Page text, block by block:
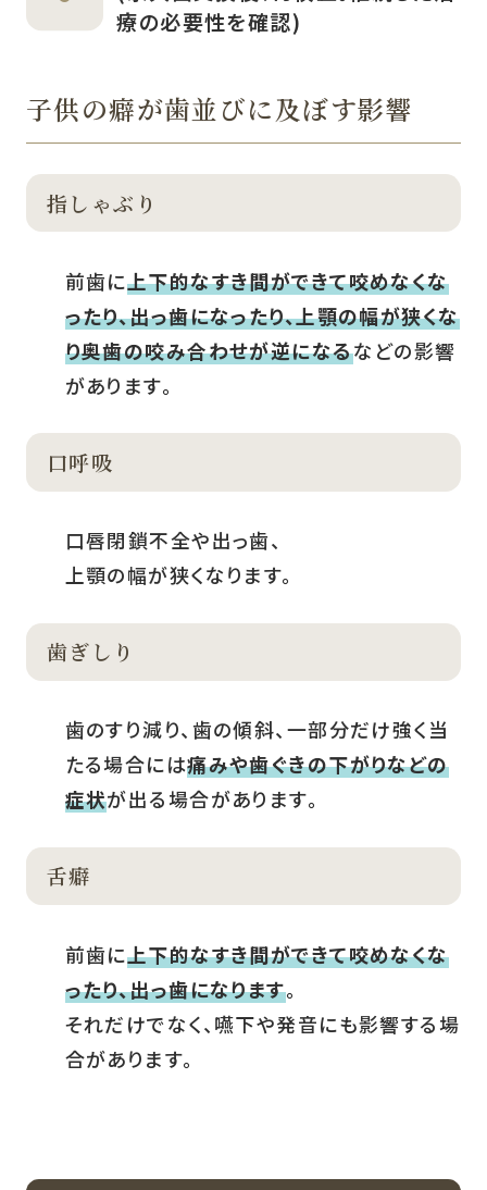
療の必要性を確認)
子供の癖が歯並びに及ぼす影響
指しゃぶり
前歯に上下的なすき間ができて咬めなくな
ったり、出っ歯になったり、上顎の幅が狭くな
り奥歯の咬み合わせが逆になるなどの影響
があります。
口呼吸
口唇閉鎖不全や出っ歯、
上顎の幅が狭くなります。
歯ぎしり
歯のすり減り、歯の傾斜、一部分だけ強く当
たる場合には痛みや歯ぐきの下がりなどの
症状が出る場合があります。
舌癖
前歯に上下的なすき間ができて咬めなくな
ったり、出っ歯になります。
それだけでなく、嚥下や発音にも影響する場
合があります。